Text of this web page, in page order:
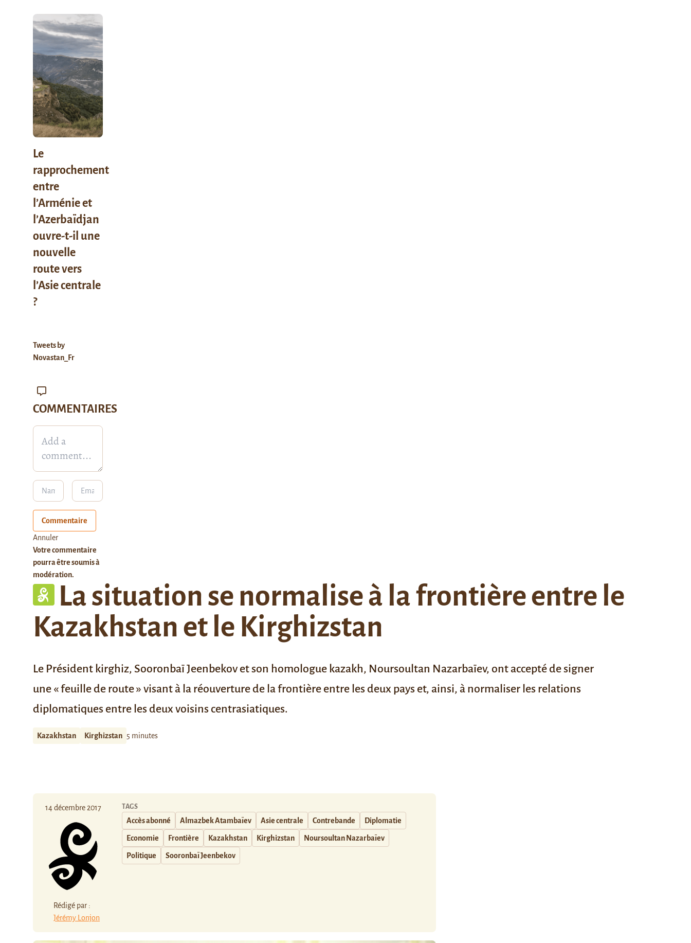
La situation se normalise à la frontière entre le
Kazakhstan et le Kirghizstan
Le Président kirghiz, Sooronbaï Jeenbekov et son homologue kazakh, Noursoultan Nazarbaïev, ont accepté de signer
une « feuille de route » visant à la réouverture de la frontière entre les deux pays et, ainsi, à normaliser les relations
diplomatiques entre les deux voisins centrasiatiques.
Kazakhstan Kirghizstan 5 minutes
14 décembre 2017
Rédigé par :
Jérémy Lonjon
TAGS
Accès abonné Almazbek Atambaïev Asie centrale Contrebande Diplomatie
Economie Frontière Kazakhstan Kirghizstan Noursoultan Nazarbaïev
Politique Sooronbaï Jeenbekov
Le
rapprochement
entre
l’Arménie et
l’Azerbaïdjan
ouvre-t-il une
nouvelle
route vers
l’Asie centrale
?
Tweets by
Novastan_Fr
COMMENTAIRES
Commentaire
Annuler
Votre commentaire
pourra être soumis à
modération.